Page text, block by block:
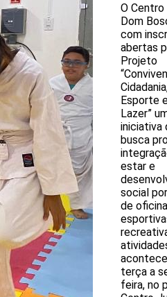
O
Dom
com
abertas
Projeto
Esporte
Lazer”
iniciativa
busca
estar e
social
de
terça a
feira, no